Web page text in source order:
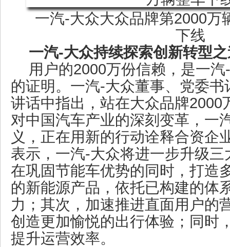
一汽-大众大众品牌第2000
下线
一汽-大众持续探索创新转型
用户的2000万份信赖，是一
的证明。一汽-大众董事、党委
讲话中指出，站在大众品牌2000
对中国汽车产业的深刻变革，一
义，正在用新的行动诠释合资企
表示，一汽-大众将进一步升级
在巩固节能车优势的同时，打造
的新能源产品，依托已构建的体
力；其次，加速推进直面用户的
创造更加愉悦的出行体验；同时
提升运营效率。